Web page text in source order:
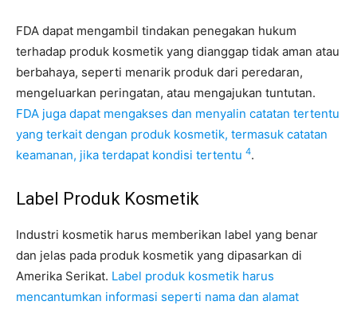
FDA dapat mengambil tindakan penegakan hukum
terhadap produk kosmetik yang dianggap tidak aman atau
berbahaya, seperti menarik produk dari peredaran,
mengeluarkan peringatan, atau mengajukan tuntutan.
FDA juga dapat mengakses dan menyalin catatan tertentu
yang terkait dengan produk kosmetik, termasuk catatan
keamanan, jika terdapat kondisi tertentu 4.
Label Produk Kosmetik
Industri kosmetik harus memberikan label yang benar
dan jelas pada produk kosmetik yang dipasarkan di
Amerika Serikat. Label produk kosmetik harus
mencantumkan informasi seperti nama dan alamat